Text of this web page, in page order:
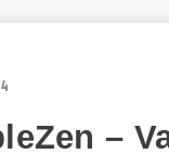
–